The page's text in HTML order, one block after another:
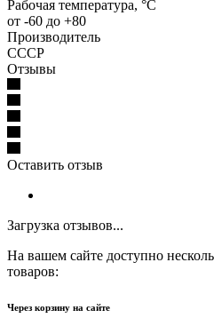
Рабочая температура, °C
от -60 до +80
Производитель
СССР
Отзывы
Оставить отзыв
Загрузка отзывов...
На вашем сайте доступно
товаров:
Через корзину на сайте